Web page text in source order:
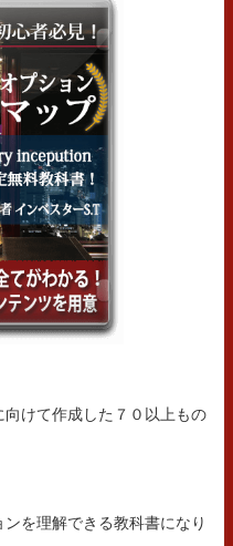
けて作成した７０以上もの
を理解できる教科書になり